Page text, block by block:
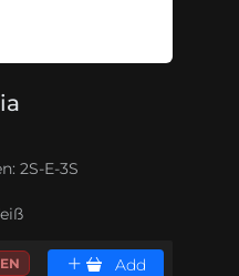
2S-E-3S
Add